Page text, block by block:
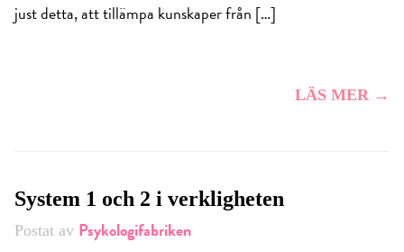
just detta, att tillämpa kunskaper från […]
LÄS MER →
System 1 och 2 i verkligheten
Postat av Psykologifabriken